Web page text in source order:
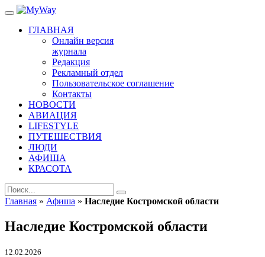
ГЛАВНАЯ
Онлайн версия
журнала
Редакция
Рекламный отдел
Пользовательское соглашение
Контакты
НОВОСТИ
АВИАЦИЯ
LIFESTYLE
ПУТЕШЕСТВИЯ
ЛЮДИ
АФИША
КРАСОТА
Главная » Афиша » Наследие Костромской области
Наследие Костромской области
12.02.2026